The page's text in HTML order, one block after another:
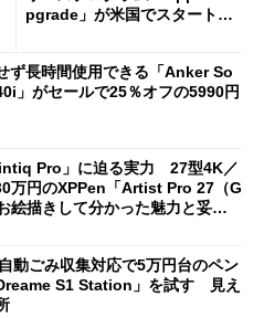
pgrade」が米国でスタート／
ut」が明...
ず長時間使用できる「Anker So
」がセールで25％オフの5990円
Pro」に迫る実力 27型4K／
万円のXPPen「Artist Pro 27（G
絵描きして分かった魅力と妥協
動ごみ収集対応で5万円台のペン
S1 Station」を試す 見え